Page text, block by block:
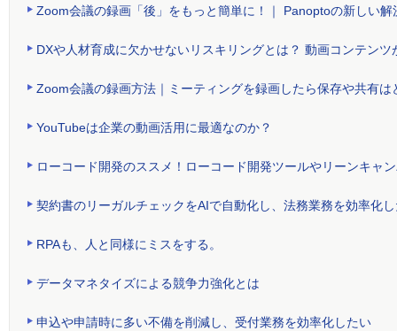
Zoom会議の録画「後」をもっと簡単に！｜ Panoptoの新しい解
DXや人材育成に欠かせないリスキリングとは？ 動画コンテンツ
Zoom会議の録画方法｜ミーティングを録画したら保存や共有は
YouTubeは企業の動画活用に最適なのか？
ローコード開発のススメ！ローコード開発ツールやリーンキャ
契約書のリーガルチェックをAIで自動化し、法務業務を効率化
RPAも、人と同様にミスをする。
データマネタイズによる競争力強化とは
申込や申請時に多い不備を削減し、受付業務を効率化したい